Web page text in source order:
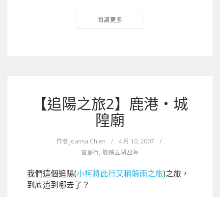
閱讀更多
【追陽之旅2】鹿港‧城
隍廟
作者 Joanna Chien / 4 月 10, 2007
/
寶島行, 腳踏五湖四海
我們這個追陽(小柯將此行又稱躲雨之旅)之旅，
到底追到哪去了？